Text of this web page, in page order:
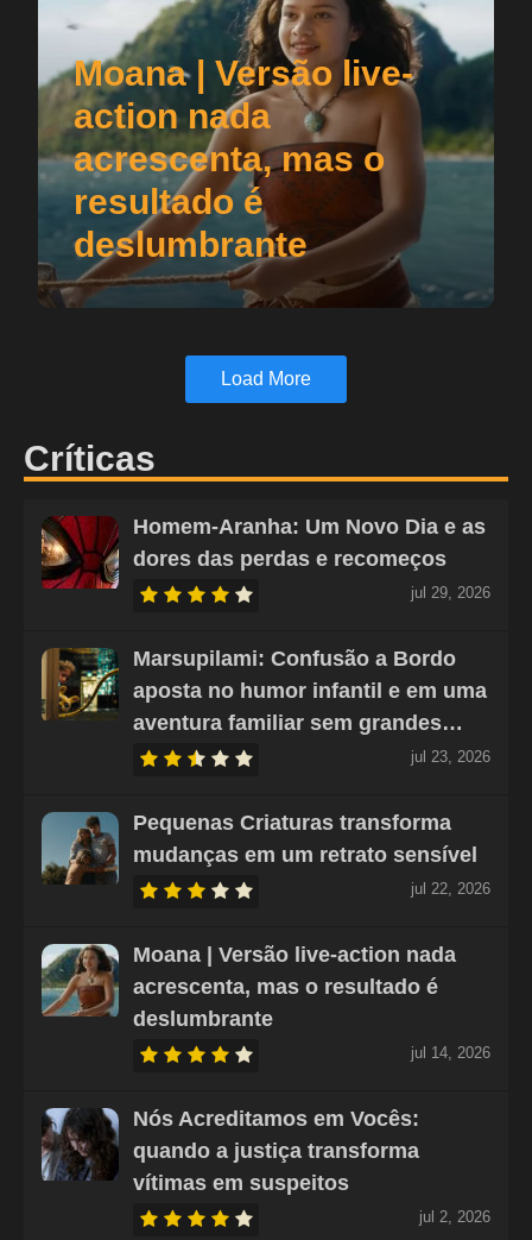
Moana | Versão live-
action nada
acrescenta, mas o
resultado é
deslumbrante
Load More
Críticas
Homem-Aranha: Um Novo Dia e as
dores das perdas e recomeços
jul 29, 2026
Marsupilami: Confusão a Bordo
aposta no humor infantil e em uma
aventura familiar sem grandes…
jul 23, 2026
Pequenas Criaturas transforma
mudanças em um retrato sensível
jul 22, 2026
Moana | Versão live-action nada
acrescenta, mas o resultado é
deslumbrante
jul 14, 2026
Nós Acreditamos em Vocês:
quando a justiça transforma
vítimas em suspeitos
jul 2, 2026